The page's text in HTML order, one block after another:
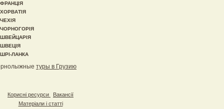
ФРАНЦІЯ
ХОРВАТІЯ
ЧЕХІЯ
ЧОРНОГОРІЯ
ШВЕЙЦАРІЯ
ШВЕЦІЯ
ШРІ-ЛАНКА
туры в Грузию
Корисні ресурси
Вакансії
Матеріали і статті